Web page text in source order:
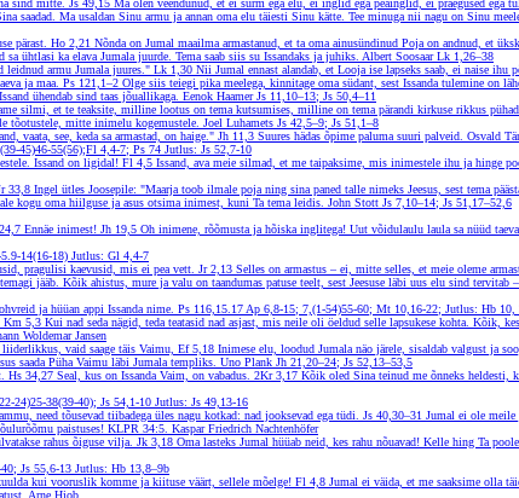
sind mitte. Js 49,15 Ma olen veendunud, et ei surm ega elu, ei inglid ega peainglid, ei praegused ega
saadad. Ma usaldan Sinu armu ja annan oma elu täiesti Sinu kätte. Tee minuga nii nagu on Sinu
pärast. Ho 2,21 Nõnda on Jumal maailma armastanud, et ta oma ainusündinud Poja on andnud, et
ühtlasi ka elava Jumala juurde. Tema saab siis su Issandaks ja juhiks. Albert SoosaarLk 1,26–38
leidnud armu Jumala juures." Lk 1,30 Nii Jumal ennast alandab, et Looja ise lapseks saab, ei naise ihu
ja maa. Ps 121,1–2 Olge siis teiegi pika meelega, kinnitage oma südant, sest Issanda tulemine on
ühendab sind taas jõuallikaga. Eenok HaamerJs 11,10–13; Js 50,4–11
silmi, et te teaksite, milline lootus on tema kutsumises, milline on tema pärandi kirkuse rikkus
tõotustele, mitte inimelu kogemustele. Joel Luhamets Js 42,5–9; Js 51,1–8
vaata, see, keda sa armastad, on haige." Jh 11,3 Suures hädas õpime paluma suuri palveid. Osvald
45)46-55(56);Fl 4,4-7; Ps 74 Jutlus: Js 52,7-10
Issand on ligidal! Fl 4,5 Issand, ava meie silmad, et me taipaksime, mis inimestele ihu ja hinge
33,8 Ingel ütles Joosepile: "Maarja toob ilmale poja ning sina paned talle nimeks Jeesus, sest tema
kogu oma hiilguse ja asus otsima inimest, kuni Ta tema leidis. John Stott Js 7,10–14; Js 51,17–52,6
Ennäe inimest! Jh 19,5 Oh inimene, rõõmusta ja hõiska inglitega! Uut võidulaulu laula sa nüüd
14(16-18) Jutlus: Gl 4,4-7
pragulisi kaevusid, mis ei pea vett. Jr 2,13 Selles on armastus – ei, mitte selles, et meie oleme
jääb. Kõik ahistus, mure ja valu on taandumas patuse teelt, sest Jeesuse läbi uus elu sind tervitab
ja hüüan appi Issanda nime. Ps 116,15.17 Ap 6,8-15; 7,(1-54)55-60; Mt 10,16-22; Jutlus: Hb 10,
Km 5,3 Kui nad seda nägid, teda teatasid nad asjast, mis neile oli öeldud selle lapsukese kohta. Kõik,
Woldemar Jansen
vaid saage täis Vaimu, Ef 5,18 Inimese elu, loodud Jumala näo järele, sisaldab valgust ja
saada Püha Vaimu läbi Jumala templiks. Uno Plank Jh 21,20–24; Js 52,13–53,5
Hs 34,27 Seal, kus on Issanda Vaim, on vabadus. 2Kr 3,17 Kõik oled Sina teinud me õnneks
24)25-38(39-40); Js 54,1-10 Jutlus: Js 49,13-16
need tõusevad tiibadega üles nagu kotkad: nad jooksevad ega tüdi. Js 40,30–31 Jumal ei ole meile
paistuses! KLPR 34:5. Kaspar Friedrich Nachtenhöfer
rahus õiguse vilja. Jk 3,18 Oma lasteks Jumal hüüab neid, kes rahu nõuavad! Kelle hing Ta
Js 55,6-13 Jutlus: Hb 13,8–9b
kui vooruslik komme ja kiituse väärt, sellele mõelge! Fl 4,8 Jumal ei väida, et me saaksime olla
Arne Hiob